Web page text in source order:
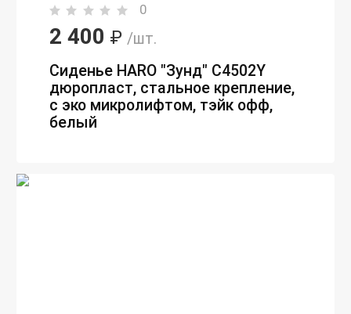
0
2 400 ₽ /шт.
Сиденье HARO "Зунд" C4502Y
дюропласт, стальное крепление,
с эко микролифтом, тэйк офф,
белый